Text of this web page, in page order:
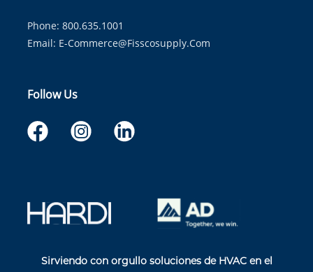
Phone: 800.635.1001
Email: E-Commerce@fisscosupply.com
Follow Us
Sirviendo con orgullo soluciones de HVAC en el